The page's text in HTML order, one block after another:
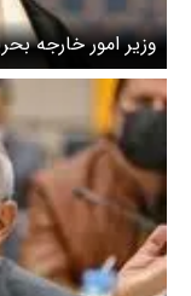
ایجاد یک کریدور
تنگه هستند